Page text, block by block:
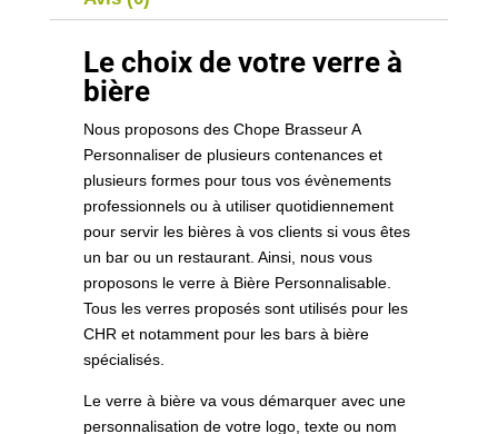
Le choix de votre verre à
bière
Nous proposons des Chope Brasseur A
Personnaliser de plusieurs contenances et
plusieurs formes pour tous vos évènements
professionnels ou à utiliser quotidiennement
pour servir les bières à vos clients si vous êtes
un bar ou un restaurant. Ainsi, nous vous
proposons le verre à Bière Personnalisable.
Tous les verres proposés sont utilisés pour les
CHR et notamment pour les bars à bière
spécialisés.
Le verre à bière va vous démarquer avec une
personnalisation de votre logo, texte ou nom